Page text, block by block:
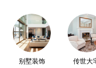
别墅装饰 传世大